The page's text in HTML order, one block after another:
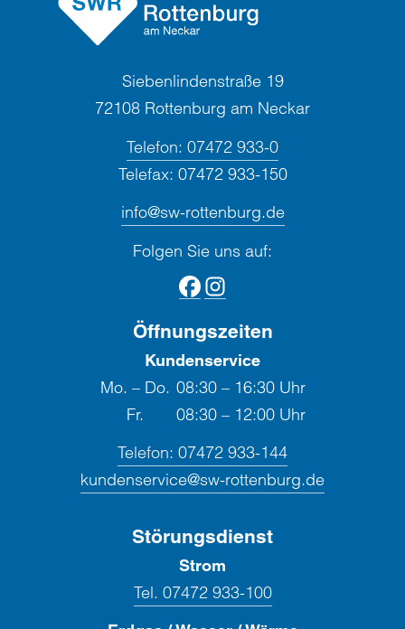
Siebenlindenstraße 19
72108 Rottenburg am Neckar
Telefon: 07472 933-0
Telefax: 07472 933-150
info@sw-rottenburg.de
Folgen Sie uns auf:
Öffnungszeiten
Kundenservice
Mo. – Do. 08:30 – 16:30 Uhr
Fr.
08:30 – 12:00 Uhr
Telefon: 07472 933-144
kundenservice@sw-rottenburg.de
Störungsdienst
Strom
Tel. 07472 933-100